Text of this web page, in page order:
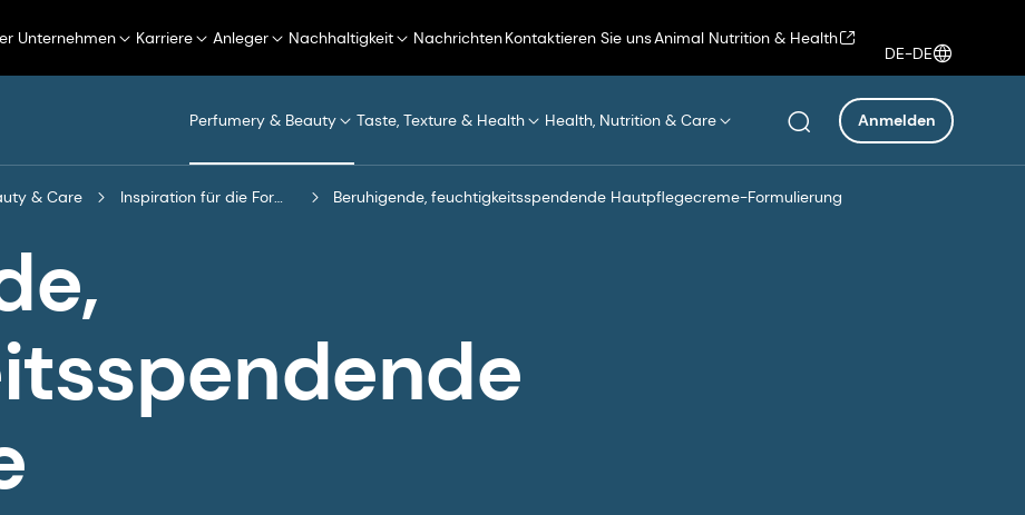
Unternehmen Karriere Anleger Nachhaltigkeit NachrichtenKontaktieren Sie unsAnimal Nutrition & Health
DE-DE
Perfumery & Beauty Taste, Texture & Health Health, Nutrition & Care Anmelden
& Care Inspiration für die Formulierung Beruhigende, feuchtigkeitsspendende Hautpflegecreme-Formulierung